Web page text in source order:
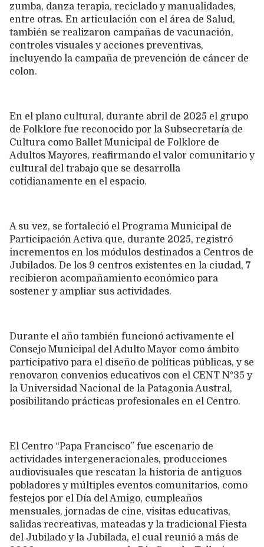
zumba, danza terapia, reciclado y manualidades,
entre otras. En articulación con el área de Salud,
también se realizaron campañas de vacunación,
controles visuales y acciones preventivas,
incluyendo la campaña de prevención de cáncer de
colon.
En el plano cultural, durante abril de 2025 el grupo
de Folklore fue reconocido por la Subsecretaría de
Cultura como Ballet Municipal de Folklore de
Adultos Mayores, reafirmando el valor comunitario y
cultural del trabajo que se desarrolla
cotidianamente en el espacio.
A su vez, se fortaleció el Programa Municipal de
Participación Activa que, durante 2025, registró
incrementos en los módulos destinados a Centros de
Jubilados. De los 9 centros existentes en la ciudad, 7
recibieron acompañamiento económico para
sostener y ampliar sus actividades.
Durante el año también funcionó activamente el
Consejo Municipal del Adulto Mayor como ámbito
participativo para el diseño de políticas públicas, y se
renovaron convenios educativos con el CENT N°35 y
la Universidad Nacional de la Patagonia Austral,
posibilitando prácticas profesionales en el Centro.
El Centro “Papa Francisco” fue escenario de
actividades intergeneracionales, producciones
audiovisuales que rescatan la historia de antiguos
pobladores y múltiples eventos comunitarios, como
festejos por el Día del Amigo, cumpleaños
mensuales, jornadas de cine, visitas educativas,
salidas recreativas, mateadas y la tradicional Fiesta
del Jubilado y la Jubilada, el cual reunió a más de